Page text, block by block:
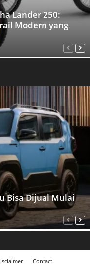
Lander 250:
Modern yang
Bisa Dijual Mulai
Contact